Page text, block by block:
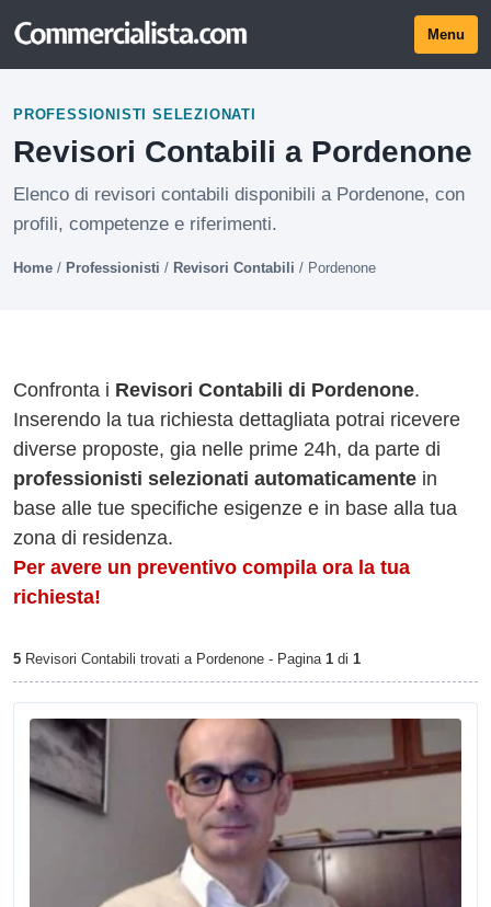
Menu
PROFESSIONISTI SELEZIONATI
Revisori Contabili a Pordenone
Elenco di revisori contabili disponibili a Pordenone, con
profili, competenze e riferimenti.
Home / Professionisti / Revisori Contabili / Pordenone
Confronta i Revisori Contabili di Pordenone.
Inserendo la tua richiesta dettagliata potrai ricevere
diverse proposte, gia nelle prime 24h, da parte di
professionisti selezionati automaticamente in
base alle tue specifiche esigenze e in base alla tua
zona di residenza.
Per avere un preventivo compila ora la tua
richiesta!
5 Revisori Contabili trovati a Pordenone - Pagina 1 di 1